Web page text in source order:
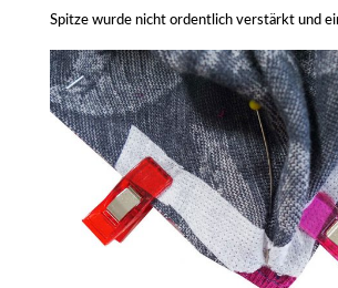
Spitze wurde nicht ordentlich verstärkt und